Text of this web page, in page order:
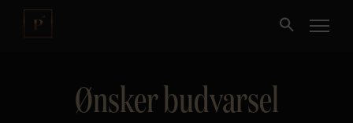
KjøpeØnsker budvarsel